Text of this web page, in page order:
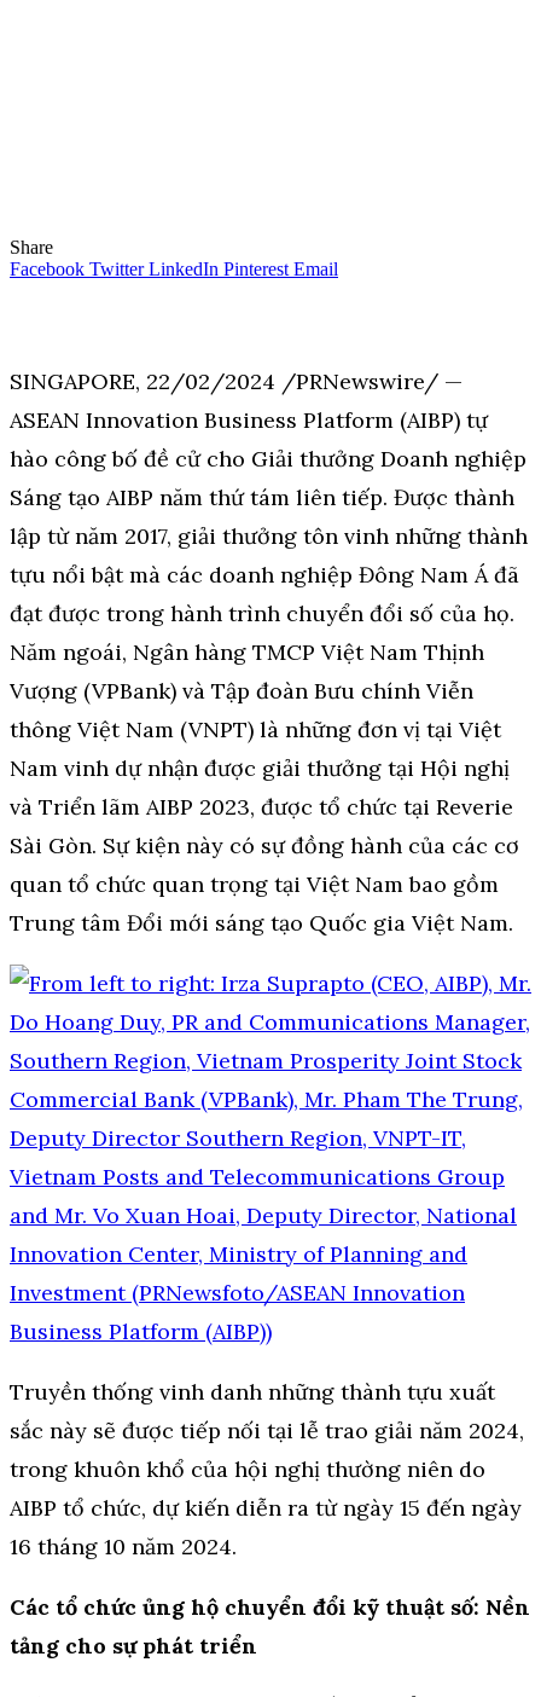
Share
Facebook Twitter LinkedIn Pinterest Email
SINGAPORE, 22/02/2024 /PRNewswire/ —
ASEAN Innovation Business Platform (AIBP) tự
hào công bố đề cử cho Giải thưởng Doanh nghiệp
Sáng tạo AIBP năm thứ tám liên tiếp. Được thành
lập từ năm 2017, giải thưởng tôn vinh những thành
tựu nổi bật mà các doanh nghiệp Đông Nam Á đã
đạt được trong hành trình chuyển đổi số của họ.
Năm ngoái, Ngân hàng TMCP Việt Nam Thịnh
Vượng (VPBank) và Tập đoàn Bưu chính Viễn
thông Việt Nam (VNPT) là những đơn vị tại Việt
Nam vinh dự nhận được giải thưởng tại Hội nghị
và Triển lãm AIBP 2023, được tổ chức tại Reverie
Sài Gòn. Sự kiện này có sự đồng hành của các cơ
quan tổ chức quan trọng tại Việt Nam bao gồm
Trung tâm Đổi mới sáng tạo Quốc gia Việt Nam.
Truyền thống vinh danh những thành tựu xuất
sắc này sẽ được tiếp nối tại lễ trao giải năm 2024,
trong khuôn khổ của hội nghị thường niên do
AIBP tổ chức, dự kiến diễn ra từ ngày 15 đến ngày
16 tháng 10 năm 2024.
Các tổ chức ủng hộ chuyển đổi kỹ thuật số: Nền
tảng cho sự phát triển